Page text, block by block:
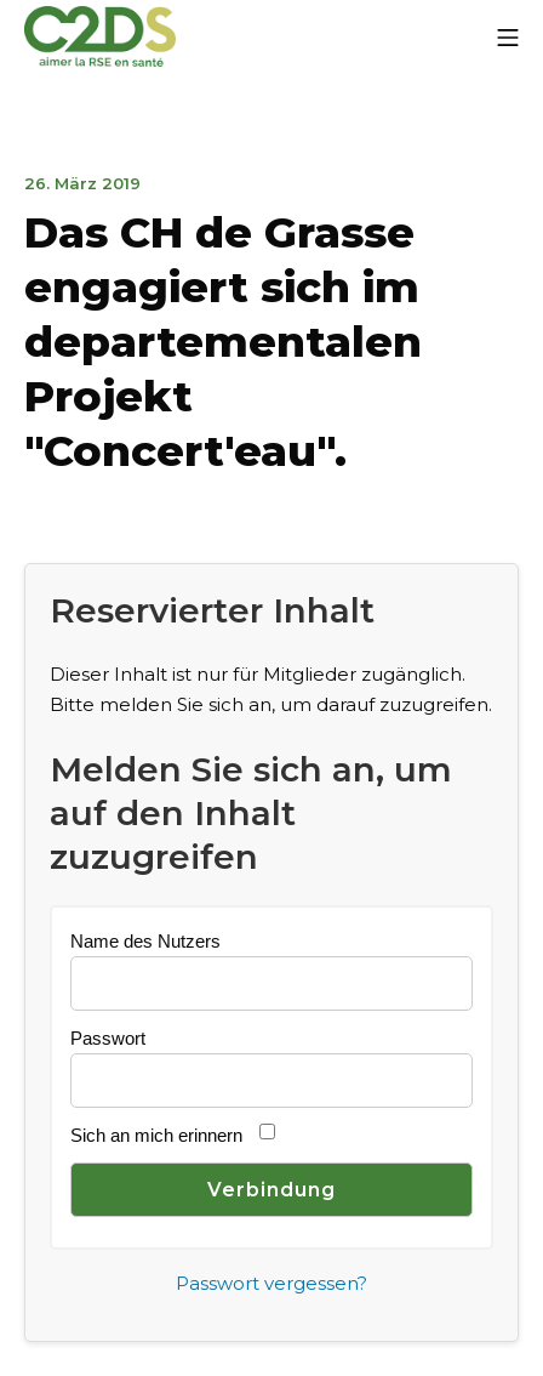
Zum
Inhalt
springen
26. März 2019
2020
Das CH de Grasse
engagiert sich im
departementalen
Projekt
"Concert'eau".
Reservierter Inhalt
Dieser Inhalt ist nur für Mitglieder zugänglich.
Bitte melden Sie sich an, um darauf zuzugreifen.
Melden Sie sich an, um
auf den Inhalt
zuzugreifen
Name des Nutzers
Passwort
Sich an mich erinnern
Passwort vergessen?